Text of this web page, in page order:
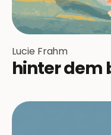
Lucie Frahm
hinter dem